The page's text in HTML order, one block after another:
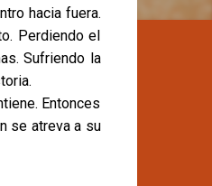
hacia fuera.
Perdiendo el
Sufriendo la
Entonces
se atreva a su